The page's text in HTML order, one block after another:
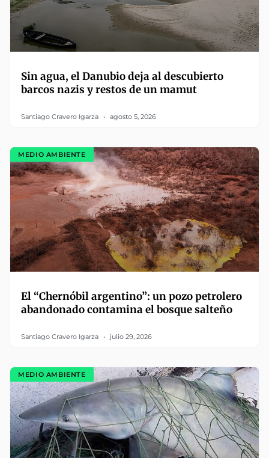
Sin agua, el Danubio deja al descubierto
barcos nazis y restos de un mamut
Santiago Cravero Igarza agosto 5, 2026
MEDIO AMBIENTE
El “Chernóbil argentino”: un pozo petrolero
abandonado contamina el bosque salteño
Santiago Cravero Igarza julio 29, 2026
MEDIO AMBIENTE